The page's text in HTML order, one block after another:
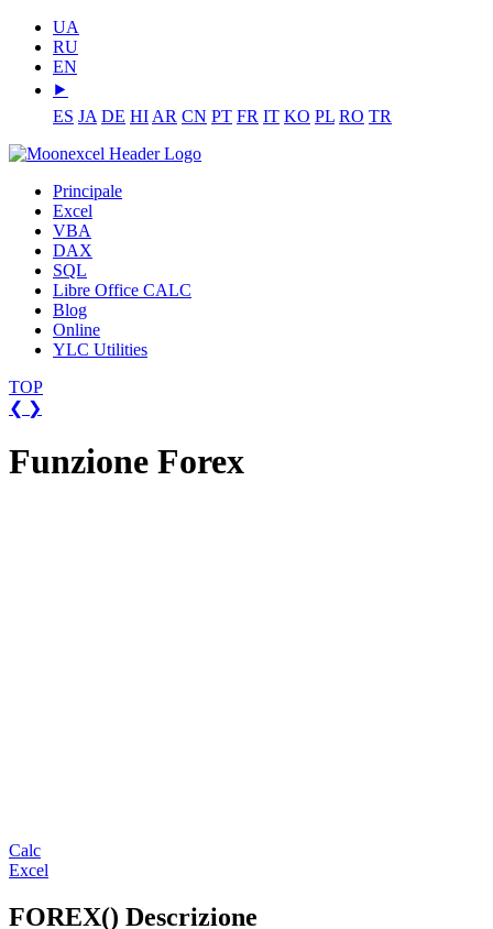
UA
RU
EN
⯈
ES JA DE HI AR CN PT FR IT KO PL RO TR
Principale
Excel
VBA
DAX
SQL
Libre Office CALC
Blog
Online
YLC Utilities
TOP
❮ ❯
Funzione Forex
Calc
Excel
FOREX() Descrizione